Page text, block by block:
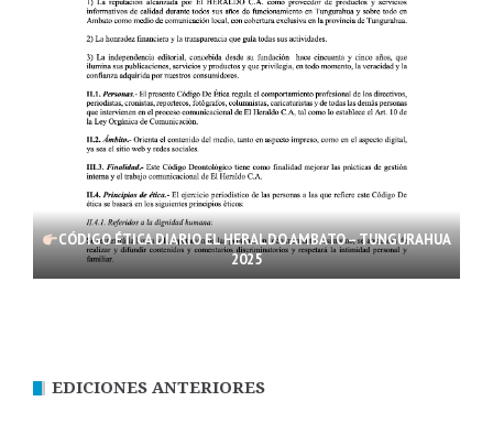
CÓDIGO ÉTICA DIARIO EL HERALDO AMBATO – TUNGURAHUA
2025
EDICIONES ANTERIORES